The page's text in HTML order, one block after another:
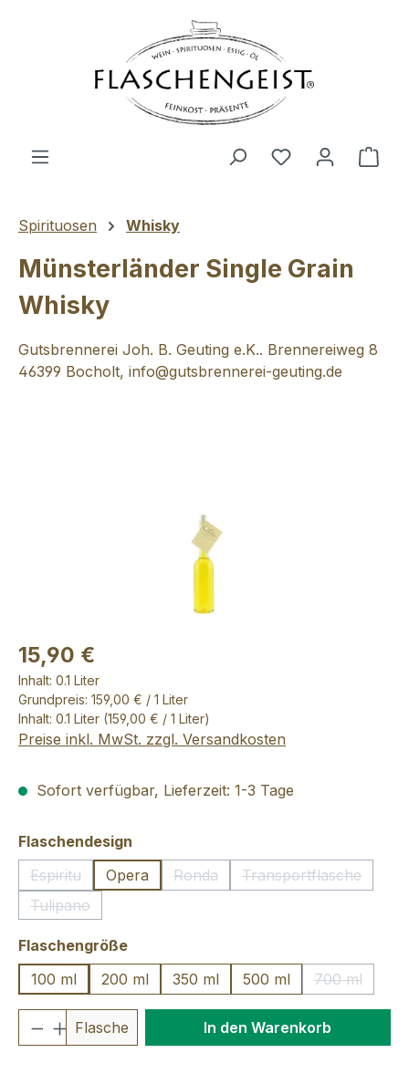
Du hast 0
Spirituosen Whisky
Münsterländer Single Grain
Whisky
Gutsbrennerei Joh. B. Geuting e.K.. Brennereiweg 8
46399 Bocholt, info@gutsbrennerei-geuting.de
15,90 €
Inhalt: 0.1 Liter
Grundpreis: 159,00 € / 1 Liter
Inhalt: 0.1 Liter (159,00 € / 1 Liter)
Preise inkl. MwSt. zzgl. Versandkosten
Sofort verfügbar, Lieferzeit: 1-3 Tage
Flaschendesign
Espiritu
(Diese Option ist zurzeit nicht verfügbar.)
Opera Ronda
(Diese Option ist zurzeit nicht
Transportflasche
(Diese Option ist
Tulipano
(Diese Option ist zurzeit nicht verfügbar.)
Flaschengrößeauswählen
100 ml
200 ml 350 ml 500 ml 700 ml
(Diese
Produkt Anzahl: Gib den
Flasche In den Warenkorb